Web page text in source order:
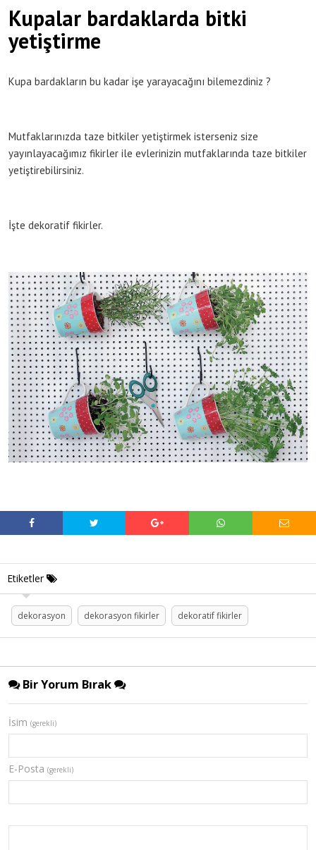
Kupalar bardaklarda bitki
yetiştirme
Kupa bardakların bu kadar işe yarayacağını bilemezdiniz ?
Mutfaklarınızda taze bitkiler yetiştirmek isterseniz size
yayınlayacağımız fikirler ile evlerinizin mutfaklarında taze bitkiler
yetiştirebilirsiniz.
İşte dekoratif fikirler.
Etiketler
dekorasyon dekorasyon fikirler dekoratif fikirler
Bir Yorum Bırak
İsim (gerekli)
E-Posta (gerekli)